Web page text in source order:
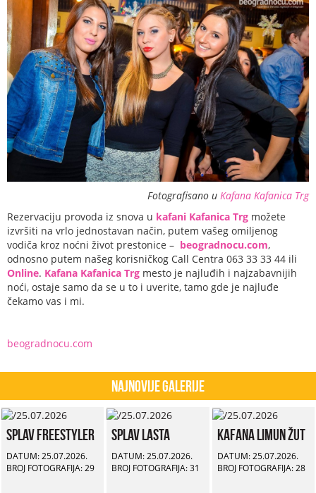
Fotografisano u Kafana Kafanica Trg
Rezervaciju provoda iz snova u kafani Kafanica Trg možete
izvršiti na vrlo jednostavan način, putem vašeg omiljenog
vodiča kroz noćni život prestonice – beogradnocu.com,
odnosno putem našeg korisničkog Call Centra 063 33 33 44 ili
Online. Kafana Kafanica Trg mesto je najluđih i najzabavnijih
noći, ostaje samo da se u to i uverite, tamo gde je najluđe
čekamo vas i mi.
beogradnocu.com
Najnovije Galerije
Splav Freestyler
DATUM: 25.07.2026.
BROJ FOTOGRAFIJA: 29
Splav Lasta
DATUM: 25.07.2026.
BROJ FOTOGRAFIJA: 31
Kafana Limun Žut
DATUM: 25.07.2026.
BROJ FOTOGRAFIJA: 28